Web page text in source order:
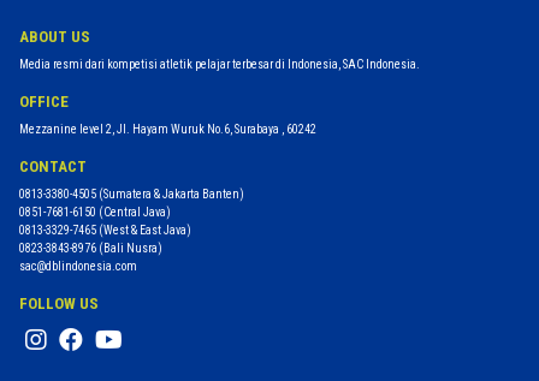
ABOUT US
Media resmi dari kompetisi atletik pelajar terbesar di Indonesia, SAC Indonesia.
OFFICE
Mezzanine level 2, Jl. Hayam Wuruk No.6, Surabaya , 60242
CONTACT
0813-3380-4505 (Sumatera & Jakarta Banten)
0851-7681-6150 (Central Java)
0813-3329-7465 (West & East Java)
0823-3843-8976 (Bali Nusra)
sac@dblindonesia.com
FOLLOW US